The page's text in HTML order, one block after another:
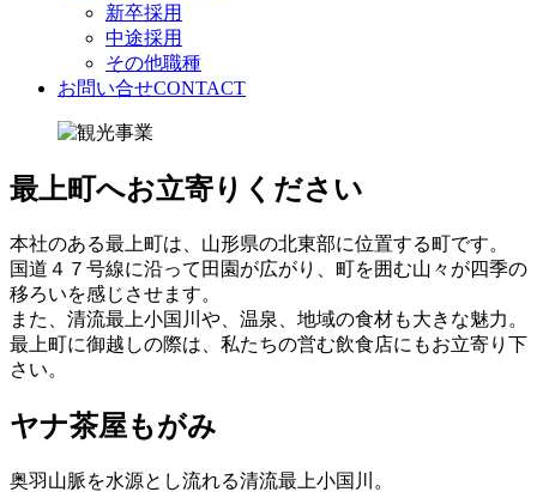
新卒採用
中途採用
その他職種
お問い合せCONTACT
最上町へお立寄りください
本社のある最上町は、山形県の北東部に位置する町です。
国道４７号線に沿って田園が広がり、町を囲む山々が四季の
移ろいを感じさせます。
また、清流最上小国川や、温泉、地域の食材も大きな魅力。
最上町に御越しの際は、私たちの営む飲食店にもお立寄り下
さい。
ヤナ茶屋もがみ
奥羽山脈を水源とし流れる清流最上小国川。